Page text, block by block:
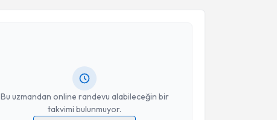
Bu uzmandan online randevu alabileceğin bir
takvimi bulunmuyor.